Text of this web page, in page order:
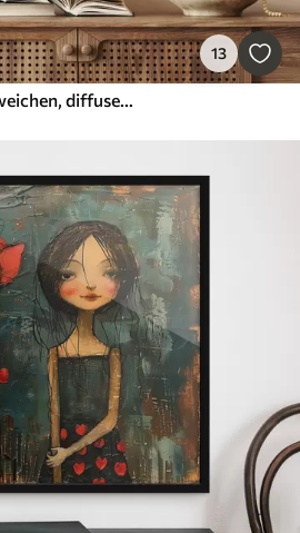
13
Pampasgras mit einem weichen, diffusen Licht, wodurch eine warme, der Hintergrund ist eine Mischung aus Pastellfarben